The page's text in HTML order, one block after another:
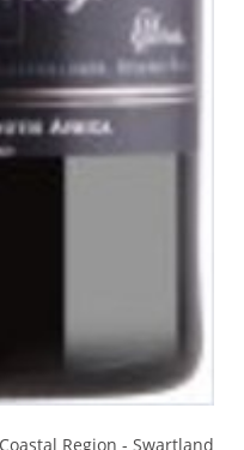
Region - Swartland